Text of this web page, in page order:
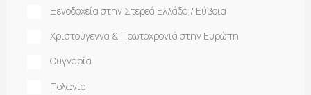
Ξενοδοχεία στην Στερεά Ελλάδα / Εύβοια
Χριστούγεννα & Πρωτοχρονιά στην Ευρώπη
Ουγγαρία
Πολωνία